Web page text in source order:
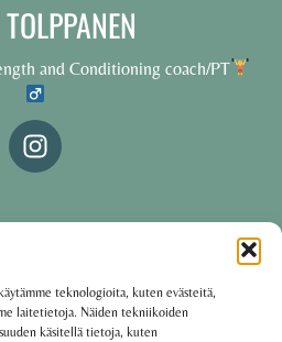
teknologioita, kuten evästeitä,
laitetietoja. Näiden tekniikoiden
käsitellä tietoja, kuten
and Conditioning coach/PT
·Tietosuojakäytäntö